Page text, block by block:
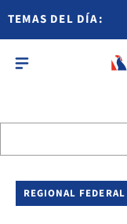
TEMAS DEL DÍA:
REGIONAL